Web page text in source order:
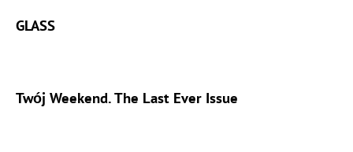
GLASS
Twój Weekend. The Last Ever Issue